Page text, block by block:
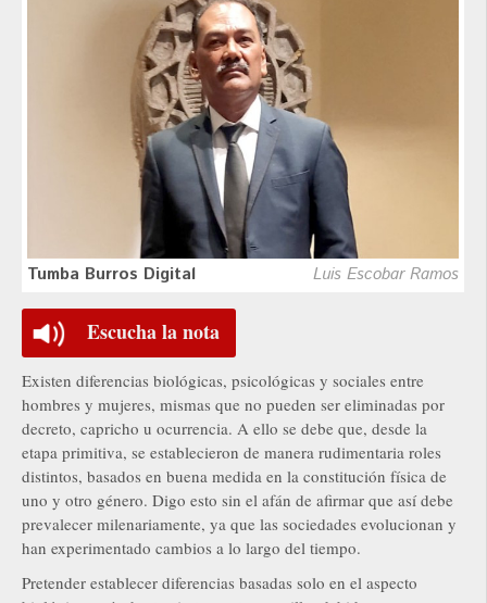
Tumba Burros Digital Luis Escobar Ramos
Escucha la nota
Existen diferencias biológicas, psicológicas y sociales entre
hombres y mujeres, mismas que no pueden ser eliminadas por
decreto, capricho u ocurrencia. A ello se debe que, desde la
etapa primitiva, se establecieron de manera rudimentaria roles
distintos, basados en buena medida en la constitución física de
uno y otro género. Digo esto sin el afán de afirmar que así debe
prevalecer milenariamente, ya que las sociedades evolucionan y
han experimentado cambios a lo largo del tiempo.
Pretender establecer diferencias basadas solo en el aspecto